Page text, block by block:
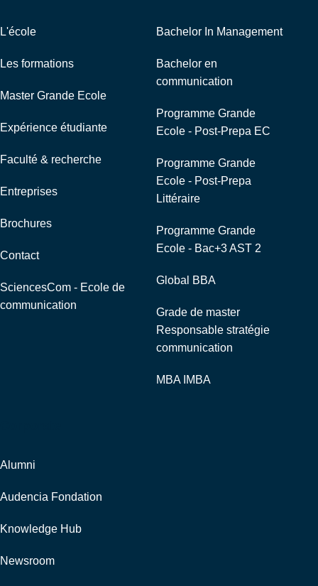
L'école
Les formations
Master Grande Ecole
Expérience étudiante
Faculté & recherche
Entreprises
Brochures
Contact
SciencesCom - Ecole de
communication
Bachelor In Management
Bachelor en
communication
Programme Grande
Ecole - Post-Prepa EC
Programme Grande
Ecole - Post-Prepa
Littéraire
Programme Grande
Ecole - Bac+3 AST 2
Global BBA
Grade de master
Responsable stratégie
communication
MBA IMBA
Alumni
Audencia Fondation
Knowledge Hub
Newsroom